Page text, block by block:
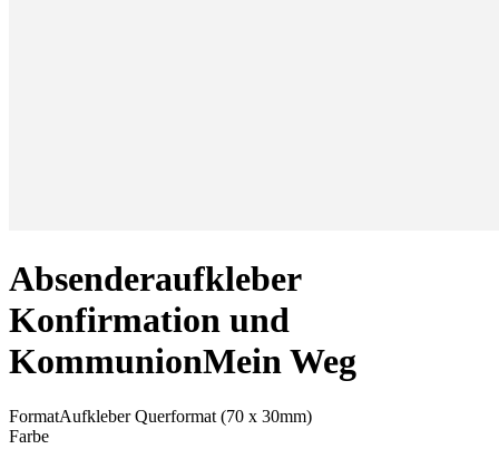
Absenderaufkleber
Konfirmation und
KommunionMein Weg
FormatAufkleber Querformat (70 x 30mm)
Farbe